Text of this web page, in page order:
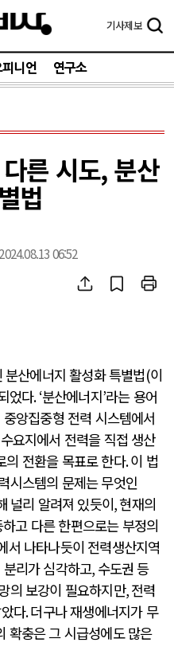
기사제보
피니언 연구소
른 시도, 분산
법
2024.08.13 06:52
분산에너지 활성화 특별법(이
었다. ‘분산에너지’라는 용어
앙집중형 전력 시스템에서
요지에서 전력을 직접 생산
의 전환을 목표로 한다.이 법
시스템의 문제는 무엇인
널리 알려져 있듯이,현재의
고 다른 한편으로는 부정의
서 나타나듯이 전력생산지역
분리가 심각하고, 수도권 등
의 보강이 필요하지만,전력
다.더구나 재생에너지가 무
확충은 그 시급성에도 많은